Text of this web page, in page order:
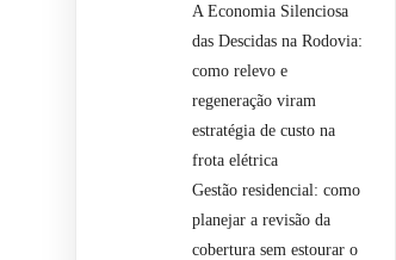
A Economia Silenciosa
das Descidas na Rodovia:
como relevo e
regeneração viram
estratégia de custo na
frota elétrica
Gestão residencial: como
planejar a revisão da
cobertura sem estourar o